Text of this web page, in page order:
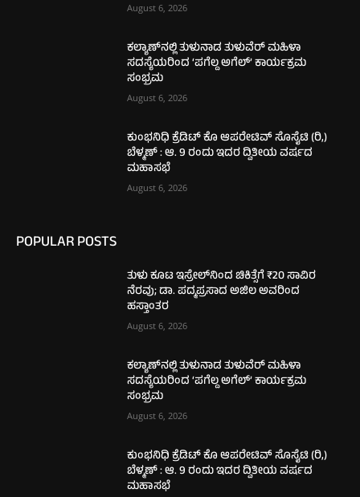
August 6, 2026
ಕಲ್ಯಾಣ್‌ನಲ್ಲಿ ತುಳುನಾಡ ತುಳುವೆರ್ ಮಹಿಳಾ
ಸದಸ್ಯೆಯರಿಂದ ‘ಪಗೆಲ್ದ ಅಗೆಲ್’ ಕಾರ್ಯಕ್ರಮ
ಸಂಭ್ರಮ
August 6, 2026
ಕುಂಭನಿಧಿ ಕ್ರೆಡಿಟ್ ಕೊ ಆಪರೇಟಿವ್ ಸೊಸೈಟಿ (ರಿ,)
ಬೆಳ್ಮಣ್ : ಆ. 9 ರಂದು ಇದರ ದ್ವಿತೀಯ ವರ್ಷದ
ಮಹಾಸಭೆ
August 6, 2026
POPULAR POSTS
ತುಳು ಕೂಟ ಇಸ್ರೇಲ್‌ನಿಂದ ಚಿಕಿತ್ಸೆಗೆ ₹20 ಸಾವಿರ
ನೆರವು; ಡಾ. ಪದ್ಮಪ್ರಸಾದ ಅಜಿಲ ಅವರಿಂದ
ಹಸ್ತಾಂತರ
August 6, 2026
ಕಲ್ಯಾಣ್‌ನಲ್ಲಿ ತುಳುನಾಡ ತುಳುವೆರ್ ಮಹಿಳಾ
ಸದಸ್ಯೆಯರಿಂದ ‘ಪಗೆಲ್ದ ಅಗೆಲ್’ ಕಾರ್ಯಕ್ರಮ
ಸಂಭ್ರಮ
August 6, 2026
ಕುಂಭನಿಧಿ ಕ್ರೆಡಿಟ್ ಕೊ ಆಪರೇಟಿವ್ ಸೊಸೈಟಿ (ರಿ,)
ಬೆಳ್ಮಣ್ : ಆ. 9 ರಂದು ಇದರ ದ್ವಿತೀಯ ವರ್ಷದ
ಮಹಾಸಭೆ